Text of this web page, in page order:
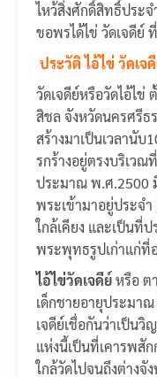
ไหว้สิ่งศักดิ์สิทธิ์ประจ
ขอพรได้ไข่ วัดเจดีย์
ประวัติ ไอ้ไข่ วัดเจ
วัดเจดีย์หรือวัดไอ้ไข่
สิชล จังหวัดนครศรีธ
สร้างมาเป็นเวลานับ
รกร้างอยู่ตรงบริเวณ
ประมาณ พ.ศ.2500
พระเข้ามาอยู่ประจ
ใกล้เคียง และเป็นที่
พระพุทธรูปเก่าแก่ที่
ไอ้ไข่วัดเจดีย์หรือ ต
เด็กชายอายุประมา
เจดีย์เชื่อกันว่าเป็น
แห่งนี้เป็นที่เคารพสั
ใกล้วัดไปจนถึงต่างจั